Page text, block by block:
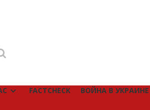
FACTCHECK ВОЙНА В УКРАИНЕ